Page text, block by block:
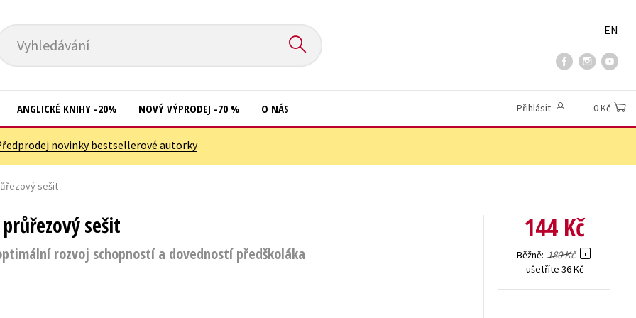
Vyhledávání
EN
Kuchařky
New Adult
Umění a kultura
ANGLICKÉ KNIHY -20% NOVÝ VÝPRODEJ -70 % O NÁS Přihlásit 0 Kč
novinky bestsellerové autorky
sešit
sešit
rozvoj schopností a dovedností předškoláka
144 Kč
Běžně 180 Kč
ušetříte 36 Kč